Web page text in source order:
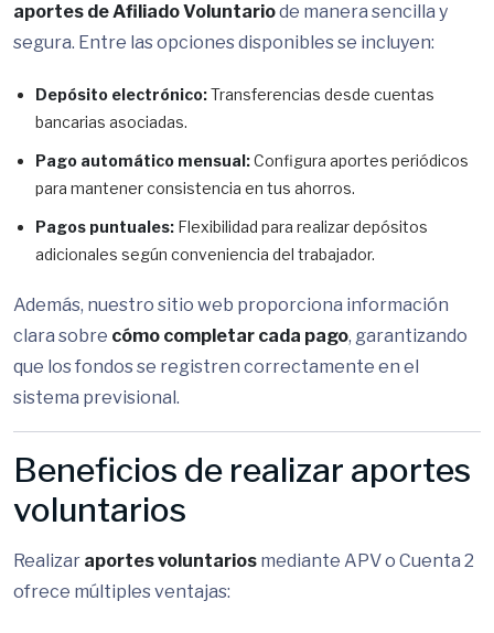
aportes de Afiliado Voluntariode manera sencilla y
segura. Entre las opciones disponibles se incluyen:
Depósito electrónico:Transferencias desde cuentas
bancarias asociadas.
Pago automático mensual:Configura aportes periódicos
para mantener consistencia en tus ahorros.
Pagos puntuales: Flexibilidad para realizar depósitos
adicionales según conveniencia del trabajador.
Además, nuestro sitio web proporciona información
clara sobre cómo completar cada pago, garantizando
que los fondos se registren correctamente en el
sistema previsional.
Beneficios de realizar aportes
voluntarios
Realizar aportes voluntarios mediante APV o Cuenta 2
ofrece múltiples ventajas: